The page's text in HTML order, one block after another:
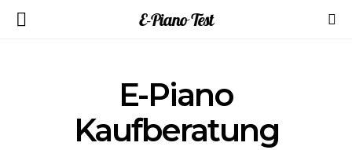
E-Piano Test
E-Piano
Kaufberatung